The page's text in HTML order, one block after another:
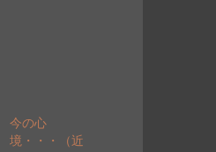
今の心
境・・・（近